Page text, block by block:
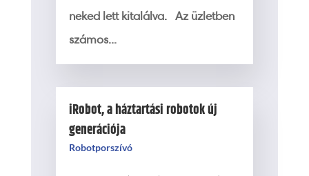
neked lett kitalálva. Az üzletben
számos...
iRobot, a háztartási robotok új
generációja
Robotporszívó